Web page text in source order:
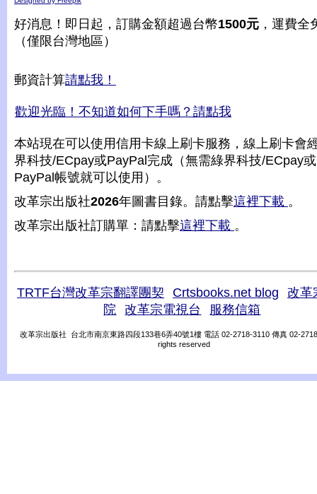
好消息！即日起，訂購金額超過台幣1500元 ，運費全
（僅限台灣地區）
郵資計算請點我！
歡迎光臨！不知道如何下手嗎？請點我
本站現在可以使用信用卡線上刷卡服務，線上刷卡會
界科技/ECpay或PayPal完成（無需綠界科技/ECpay或
PayPal帳號就可以使用）。
改革宗出版社2026年圖書目錄。請點擊這裡下載 。
改革宗出版社訂購單：請點擊這裡下載 。
TRTF台灣改革宗翻譯團契 Crtsbooks.net blog
改革
院
改革宗電視台 服務信箱
改革宗出版社 台北市南京東路四段133巷6弄40號1樓 電話 02-2718-3110 傳真 02-
rights reserved